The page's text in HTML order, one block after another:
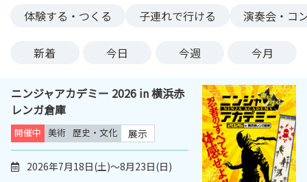
体験する・つくる
子連れで行ける 演奏会・コ
新着 今日 今週 今月
ニンジャアカデミー 2026 in 横浜赤
レンガ倉庫
開催中 美術 歴史・文化 展示
2026年7月18日(土)～8月23日(日)